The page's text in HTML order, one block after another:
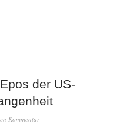
der US-
Kommentar